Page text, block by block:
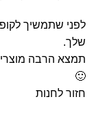
לפני שתמשיך
שלך.
תמצא הרבה מוצרי
🙂
חזור לחנות